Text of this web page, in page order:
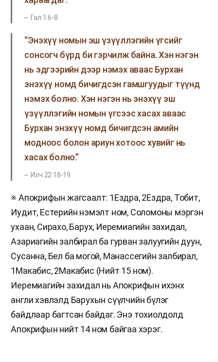
Гал 1:6-8
“Энэхүү номын эш үзүүллэгийн үгсийг
сонсогч бүрд би гэрчилж байна. Хэн нэгэн
нь эдгээрийн дээр нэмэх аваас Бурхан
энэхүү номд бичигдсэн гамшгуудыг түүнд
нэмэх болно. Хэн нэгэн нь энэхүү эш
үзүүллэгийн номын үгсээс хасах аваас
Бурхан энэхүү номд бичигдсэн амийн
модноос болон ариун хотоос хувийг нь
хасах болно.”
Илч 22:18-19
※ Апокрифын жагсаалт: 1Ездра, 2Ездра, Тобит,
Иудит, Естерийн нэмэлт ном, Соломоны мэргэн
ухаан, Сирахо, Барух, Иеремиагийн захидал,
Азариагийн залбирал ба гурван залуугийн дуун,
Сусанна, Бел ба могой, Манассегийн залбирал,
1Макабис, 2Макабис (Нийт 15 ном).
Иеремиагийн захидал нь Апокрифын ихэнх
англи хэвлэлд Барухын сүүлчийн бүлэг
байдлаар багтсан байдаг. Энэ тохиолдолд
Апокрифын нийт 14 ном байгаа хэрэг.